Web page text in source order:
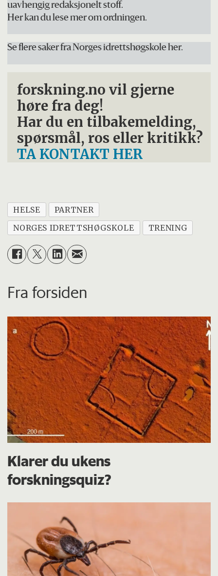
uavhengig redaksjonelt stoff.
Her kan du lese mer om ordningen.
Se flere saker fra Norges idrettshøgskole her.
forskning.no vil gjerne
høre fra deg!
Har du en tilbakemelding,
spørsmål, ros eller kritikk?
TA KONTAKT HER
HELSE
PARTNER
NORGES IDRETTSHØGSKOLE
TRENING
Fra forsiden
Klarer du ukens
forskningsquiz?